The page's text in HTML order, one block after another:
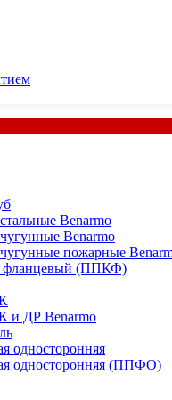
Benarmo
Benarmo
пожарные
фланцевый (ППКФ)
и ДР Benarmo
односторонняя
односторонняя (ППФО)